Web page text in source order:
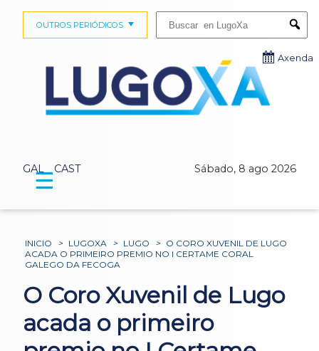
GAL CAST Sábado, 8 ago 2026
OUTROS PERIÓDICOS
Axenda
☰
INICIO > LUGOXA > LUGO > O CORO XUVENIL DE LUGO
ACADA O PRIMEIRO PREMIO NO I CERTAME CORAL
GALEGO DA FECOGA
O Coro Xuvenil de Lugo
acada o primeiro